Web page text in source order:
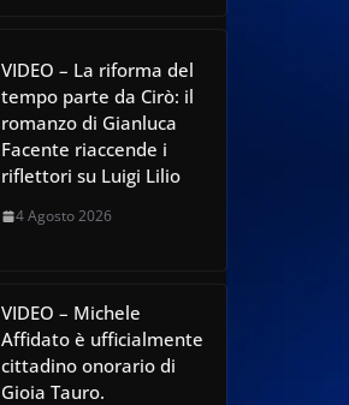
VIDEO – La riforma del
tempo parte da Cirò: il
romanzo di Gianluca
Facente riaccende i
riflettori su Luigi Lilio
4 Agosto 2026
VIDEO – Michele
Affidato è ufficialmente
cittadino onorario di
Gioia Tauro.